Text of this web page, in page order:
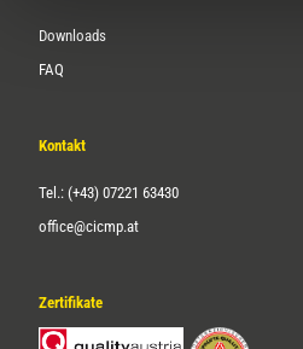
Downloads
FAQ
Kontakt
Tel.: (+43) 07221 63430
office@cicmp.at
Zertifikate